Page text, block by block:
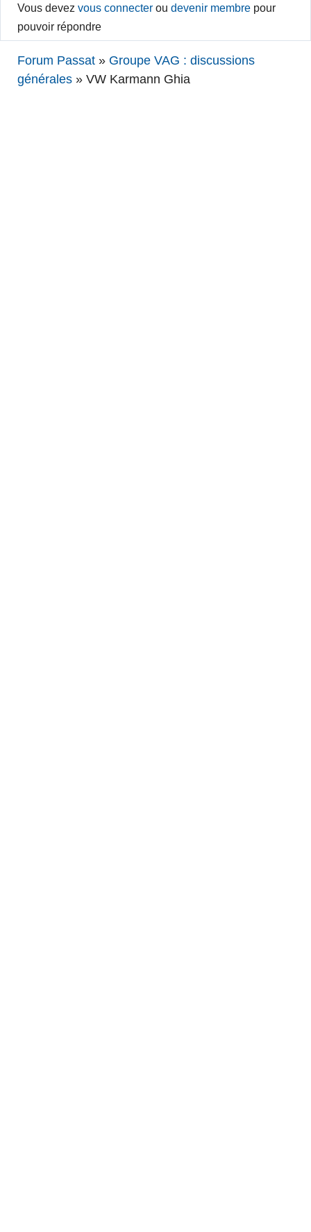
Vous devezvous connecter oudevenir membre pour
pouvoir répondre
Forum Passat » Groupe VAG : discussions
générales »VW Karmann Ghia